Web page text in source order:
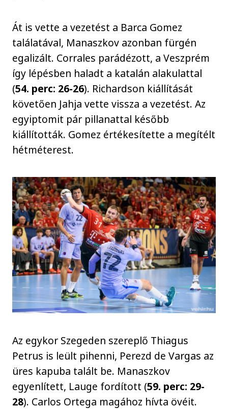
Át is vette a vezetést a Barca Gomez
találatával, Manaszkov azonban fürgén
egalizált. Corrales parádézott, a Veszprém
így lépésben haladt a katalán alakulattal
(54. perc: 26-26). Richardson kiállítását
követően Jahja vette vissza a vezetést. Az
egyiptomit pár pillanattal később
kiállították. Gomez értékesítette a megítélt
hétméterest.
Az egykor Szegeden szereplő Thiagus
Petrus is leült pihenni, Perezd de Vargas az
üres kapuba talált be. Manaszkov
egyenlített, Lauge fordított (59. perc: 29-
28). Carlos Ortega magához hívta övéit.